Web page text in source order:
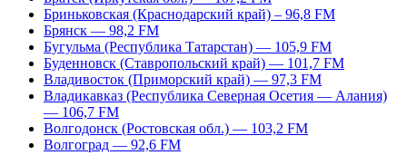
Бриньковская (Краснодарский край) – 96,8 FM
Брянск — 98,2 FM
Бугульма (Республика Татарстан) — 105,9 FM
Буденновск (Ставропольский край) — 101,7 FM
Владивосток (Приморский край) — 97,3 FM
Владикавказ (Республика Северная Осетия — Алания)
— 106,7 FM
Волгодонск (Ростовская обл.) — 103,2 FM
Волгоград — 92,6 FM